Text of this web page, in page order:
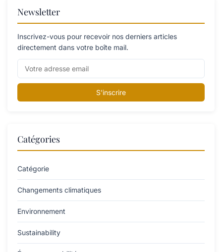
Newsletter
Inscrivez-vous pour recevoir nos derniers articles
directement dans votre boîte mail.
S'inscrire
Catégories
Catégorie
Changements climatiques
Environnement
Sustainability